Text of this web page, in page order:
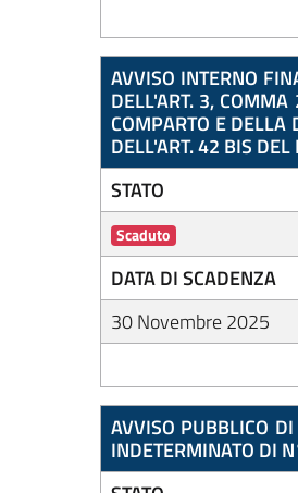
AVVISO INTERNO
DELL'ART. 3,
COMPARTO E
DELL'ART. 42 BIS
STATO
Scaduto
DATA DI SCADENZA
30 Novembre 2025
AVVISO PUBBLICO
INDETERMINATO DI